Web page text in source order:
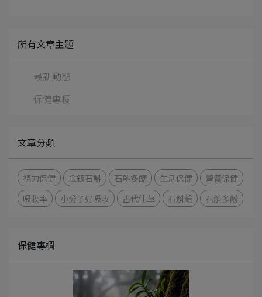
所有文章主題
最新動態
保健專欄
文章分類
視力保健 金釵石斛 石斛多醣 生活保健
營養保健
吸收率
小分子好吸收 古代仙草 石斛鹼 石斛多酚
保健專欄